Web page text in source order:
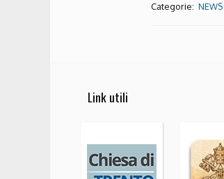
Categorie: NEWS
Link utili